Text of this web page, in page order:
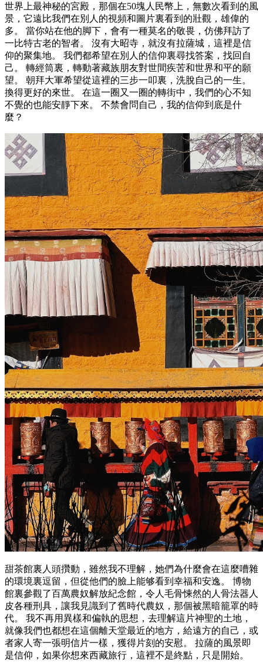
世界上最神秘的宮殿，那個在50塊人民幣上，無數次看到的風
景，它遠比我們在別人的視頻和圖片裏看到的壯觀，雄偉的
多。 當你站在他的脚下，會有一種莫名的敬畏，仿佛拜訪了
一比特古老的智者。 沒有大昭寺，就沒有拉薩城，這裡是信
仰的聚集地。 我們都希望在別人的信仰裏尋找答案，找回自
己。 轉經筒裏，轉動著藏族朋友對世間疾苦和世界和平的願
望。 朝拜大軍希望從這裡的三步一叩裏，洗脫自己的一生。
換得更好的來世。 在這一圈又一圈的轉街中，我們的心不知
不覺的也能安靜下來。 不禁會問自己，我的信仰到底是什
麼？
甜茶館裏人頭攢動，雖然我不理解，她們為什麼會在這麼嘈雜
的環境裏逗留，但從他們的臉上能够看到幸福和安逸。 博物
館裏參觀了百萬農奴解放紀念館，令人毛骨悚然的人骨法器人
皮各種刑具，讓我見識到了舊時代農奴，那個被黑暗籠罩的時
代。 我不再用異樣和偏執的思想，去理解這片神聖的土地，
就像我們也都想在這個離天堂最近的地方，給遠方的自己，或
者家人寄一張明信片一樣，獲得片刻的安慰。 拉薩的風景即
是信仰，如果你想來西藏旅行，這裡不是終點，只是開始。